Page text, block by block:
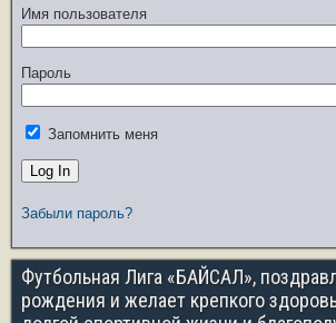
Имя пользователя
Пароль
Запомнить меня
Забыли пароль?
Футбольная Лига «БАЙСАЛ»,
рождения и желает крепкого